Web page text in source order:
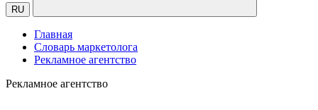
RU
Главная
Словарь маркетолога
Рекламное агентство
Рекламное агентство